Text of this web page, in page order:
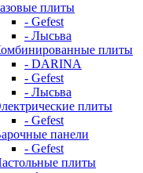
плиты
- Gefest
- Лысьва
плиты
- DARINA
- Gefest
- Лысьва
плиты
- Gefest
панели
- Gefest
плиты